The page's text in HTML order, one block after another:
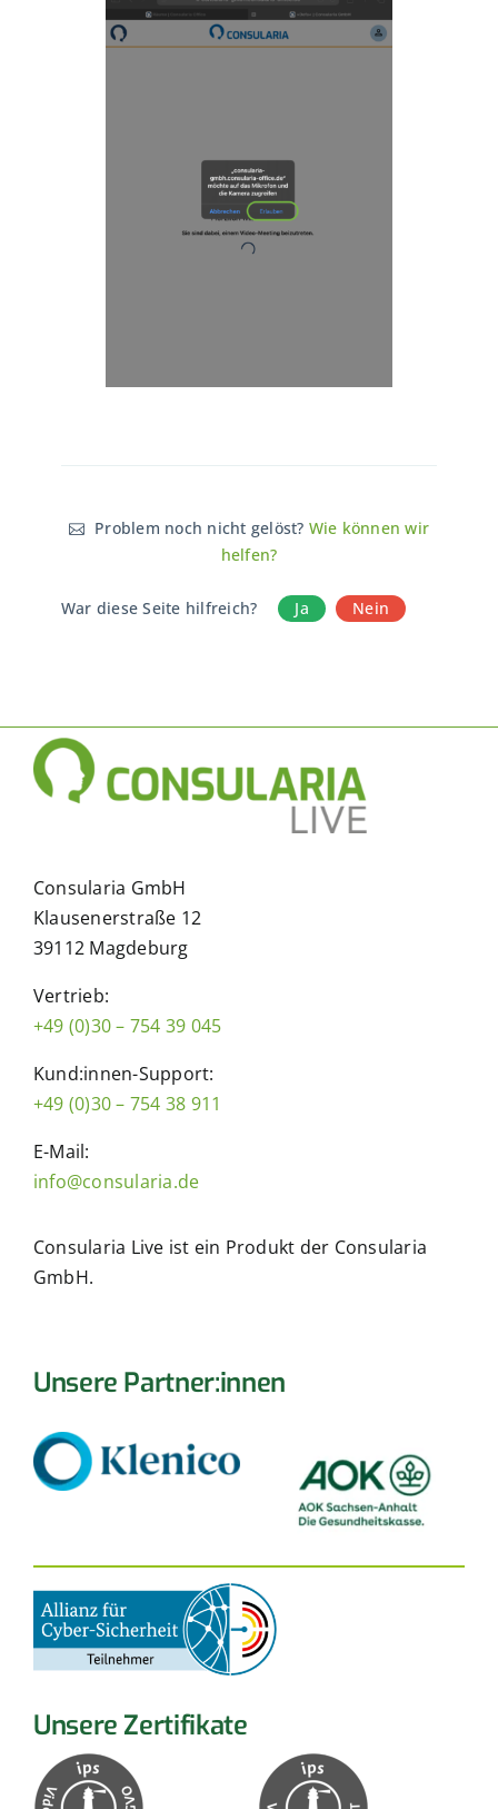
Problem noch nicht gelöst? Wie können wir
helfen?
War diese Seite hilfreich? Ja Nein
Consularia GmbH
Klausenerstraße 12
39112 Magdeburg
Vertrieb:
+49 (0)30 – 754 39 045
Kund:innen-Support:
+49 (0)30 – 754 38 911
E-Mail:
info@consularia.de
Consularia Live ist ein Produkt der Consularia
GmbH.
Unsere Partner:innen
Unsere Zertifikate